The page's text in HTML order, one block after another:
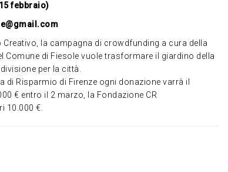
febbraio)
la campagna di crowdfunding a cura della
di Fiesole vuole trasformare il giardino della
per la città.
di Risparmio di Firenze ogni donazione varrà il
€ entro il 2 marzo, la Fondazione CR
10.000 €.